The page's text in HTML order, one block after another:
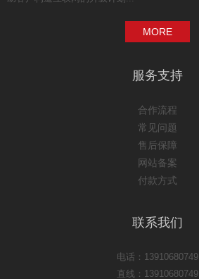
MORE
服务支持
合作流程
常见问题
售后保障
网站备案
付款方式
联系我们
电话：13910680749
直线：13910680749